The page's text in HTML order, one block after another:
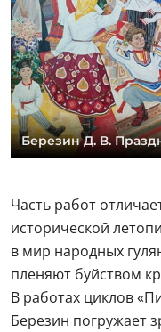
Березин Д. В.
Часть работ
исторической
в мир народных
пленяют буйством
В работах циклов
Березин погружает